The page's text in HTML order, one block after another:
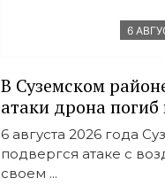
6
В Суземском
атаки дрона
6 августа 2026 года
подвергся атаке с
своем ...